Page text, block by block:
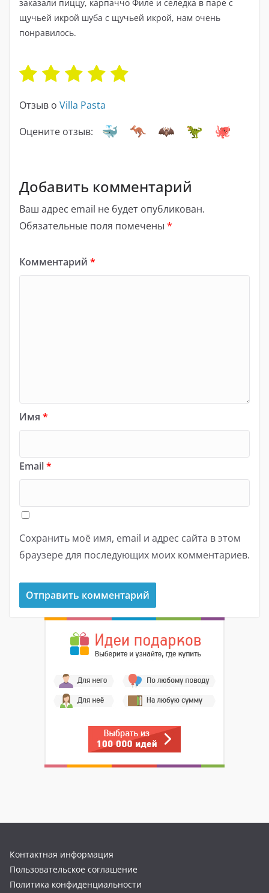
заказали пиццу, карпаччо Филе и селедка в паре с
щучьей икрой шуба с щучьей икрой, нам очень
понравилось.
Отзыв о Villa Pasta
Оцените отзыв:
Добавить комментарий
Ваш адрес email не будет опубликован.
Обязательные поля помечены *
Комментарий *
Имя *
Email*
Сохранить моё имя, email и адрес сайта в этом
браузере для последующих моих комментариев.
Контактная информация
Пользовательское соглашение
Политика конфиденциальности